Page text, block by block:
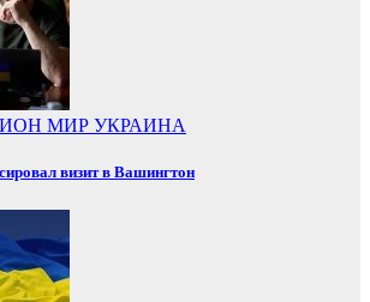
МИР УКРАИНА
визит в Вашингтон